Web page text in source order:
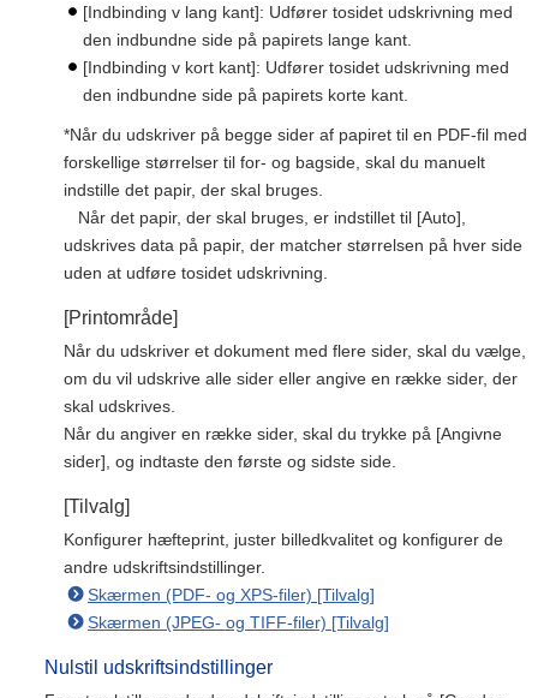
[Indbinding v lang kant]: Udfører tosidet udskrivning med
den indbundne side på papirets lange kant.
[Indbinding v kort kant]: Udfører tosidet udskrivning med
den indbundne side på papirets korte kant.
*Når du udskriver på begge sider af papiret til en PDF-fil med
forskellige størrelser til for- og bagside, skal du manuelt
indstille det papir, der skal bruges.
Når det papir, der skal bruges, er indstillet til [Auto],
udskrives data på papir, der matcher størrelsen på hver side
uden at udføre tosidet udskrivning.
[Printområde]
Når du udskriver et dokument med flere sider, skal du vælge,
om du vil udskrive alle sider eller angive en række sider, der
skal udskrives.
Når du angiver en række sider, skal du trykke på [Angivne
sider], og indtaste den første og sidste side.
[Tilvalg]
Konfigurer hæfteprint, juster billedkvalitet og konfigurer de
andre udskriftsindstillinger.
Skærmen (PDF- og XPS-filer) [Tilvalg]
Skærmen (JPEG- og TIFF-filer) [Tilvalg]
Nulstil udskriftsindstillinger